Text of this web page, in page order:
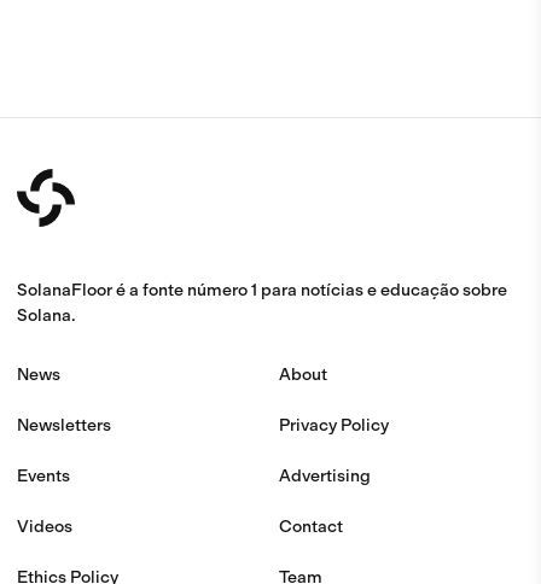
SolanaFloor é a fonte número 1 para notícias e educação sobre
Solana.
News
Newsletters
Events
Videos
Ethics Policy
About
Privacy Policy
Advertising
Contact
Team